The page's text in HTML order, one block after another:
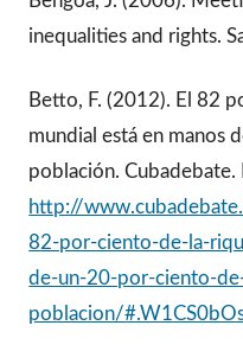
inequalities and rights.
Betto, F. (2012). El 82
mundial está en manos
población. Cubadebate.
http://
82-por-ciento-de-la-
de-un-20-por-ciento-
poblacion/